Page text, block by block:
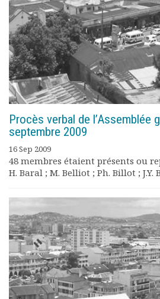
Rapports moraux
Rapports financiers
Nous rejoindre
Le bulletin
Présentation du bulletin
Comité de rédaction
Bulletins Villes en
développement
Kiosk
Ressources
Nos actions
Podcast-AdP
Dîners débats
Concours vidéo
Matinales
Nos partenaires
Evénements
Publications et rapports
Documents
Les adhérents
Procès verbal de l’Assemblée
septembre 2009
16 Sep 2009
48 membres étaient présents ou
H. Baral ; M. Belliot ; Ph. Billot ; J.Y.